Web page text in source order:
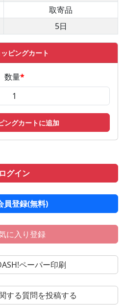
取寄品
5日
ピングカート
数量*
ングカートに追加
ログイン
員登録(無料)
に入り登録
ペーパー印刷
する質問を投稿する